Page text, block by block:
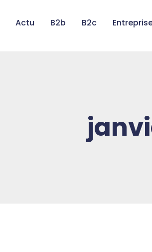
Actu B2b B2c